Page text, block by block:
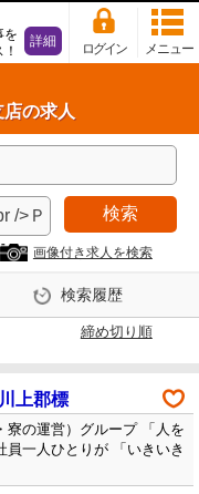
メニュー
ログイン
を
詳細
の求人
検索
画像付き求人を検索
検索履歴
締め切り順
上郡標
寮の運営）グループ 「人を
一人ひとりが 「いきいき